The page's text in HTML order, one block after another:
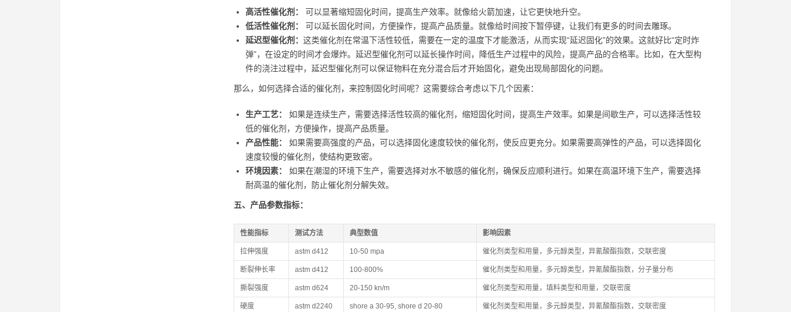
高活性催化剂：
可以显著缩短固化时间，提高生产效率。就像给火箭加速，让它更快地升空。
低活性催化剂：
可以延长固化时间，方便操作，提高产品质量。就像给时间按下暂停键，让我们有更多的时间去雕琢。
延迟型催化剂： 这类催化剂在常温下活性较低，需要在一定的温度下才能激活，从而实现“延迟固化”的效果。这就好比“定时炸
弹”，在设定的时间才会爆炸。延迟型催化剂可以延长操作时间，降低生产过程中的风险，提高产品的合格率。比如，在大型构
件的浇注过程中，延迟型催化剂可以保证物料在充分混合后才开始固化，避免出现局部固化的问题。
那么，如何选择合适的催化剂，来控制固化时间呢？这需要综合考虑以下几个因素：
生产工艺：
如果是连续生产，需要选择活性较高的催化剂，缩短固化时间，提高生产效率。如果是间歇生产，可以选择活性较
低的催化剂，方便操作，提高产品质量。
产品性能：
如果需要高强度的产品，可以选择固化速度较快的催化剂，使反应更充分。如果需要高弹性的产品，可以选择固化
速度较慢的催化剂，使结构更致密。
环境因素：
如果在潮湿的环境下生产，需要选择对水不敏感的催化剂，确保反应顺利进行。如果在高温环境下生产，需要选择
耐高温的催化剂，防止催化剂分解失效。
五、产品参数指标：
性能指标 测试方法 典型数值 影响因素
拉伸强度 astm d412 10-50 mpa 催化剂类型和用量，多元醇类型，异氰酸酯指数，交联密度
断裂伸长率 astm d412 100-800% 催化剂类型和用量，多元醇类型，异氰酸酯指数，分子量分布
撕裂强度 astm d624 20-150 kn/m 催化剂类型和用量，填料类型和用量，交联密度
硬度 astm d2240 shore a 30-95, shore d 20-80 催化剂类型和用量，多元醇类型，异氰酸酯指数，交联密度